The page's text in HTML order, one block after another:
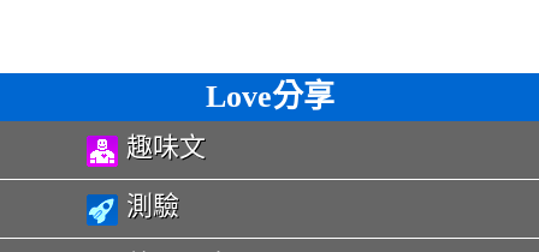
Love分享
趣味文
測驗